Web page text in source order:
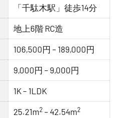
「千駄木駅」徒歩14分
地上6階 RC造
106,500円 – 189,000円
9,000円 – 9,000円
1K – 1LDK
25.21m2 – 42.54m2